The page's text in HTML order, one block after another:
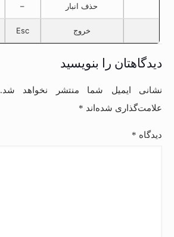
حذف انبار –
خروج Esc
دیدگاهتان را بنویسید
نشانی ایمیل شما منتشر نخواهد شد.
علامت‌گذاری شده‌اند *
دیدگاه *